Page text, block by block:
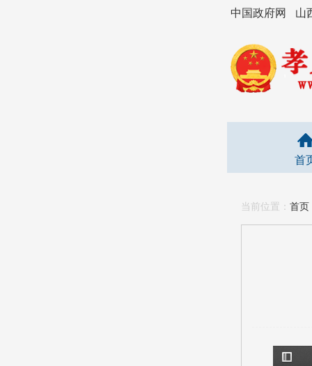
中国政府网 山
首
当前位置： 首页